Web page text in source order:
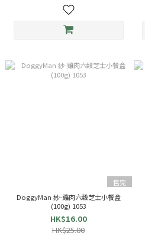
售完
DoggyMan 紗-雞肉六穀芝士小餐盒
(100g) 1053
HK$16.00
HK$25.00